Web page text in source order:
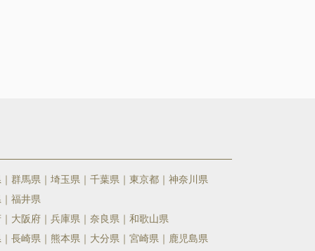
群馬県 埼玉県 千葉県 東京都
神奈川県
福井県
大阪府 兵庫県 奈良県
和歌山県
長崎県 熊本県 大分県 宮崎県
鹿児島県